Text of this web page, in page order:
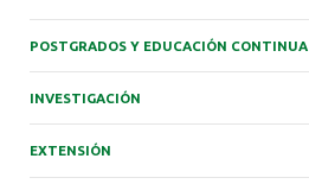
POSTGRADOS Y EDUCACIÓN CONTINUA
INVESTIGACIÓN
EXTENSIÓN